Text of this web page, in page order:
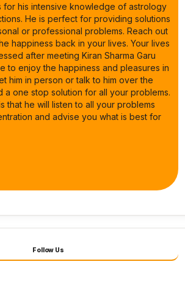
for his intensive knowledge of astrology
He is perfect for providing solutions
or professional problems. Reach out
happiness back in your lives. Your lives
after meeting Kiran Sharma Garu
to enjoy the happiness and pleasures in
him in person or talk to him over the
a one stop solution for all your problems.
that he will listen to all your problems
and advise you what is best for
Follow Us